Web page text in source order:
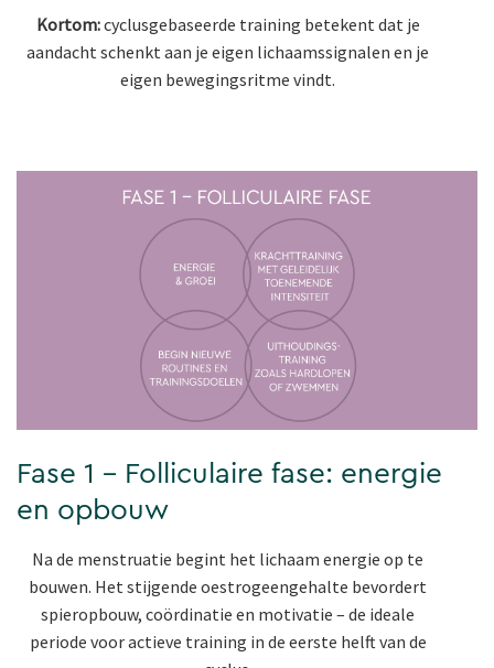
Kortom:cyclusgebaseerde training betekent dat je
aandacht schenkt aan je eigen lichaamssignalen en je
eigen bewegingsritme vindt.
Fase 1 – Folliculaire fase: energie
en opbouw
Na de menstruatie begint het lichaam energie op te
bouwen. Het stijgende oestrogeengehalte bevordert
spieropbouw, coördinatie en motivatie – de ideale
periode voor actieve training in de eerste helft van de